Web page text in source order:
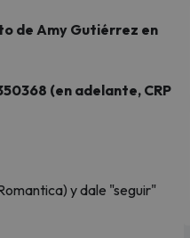
de Amy Gutiérrez en
(en adelante, CRP
y dale "seguir"